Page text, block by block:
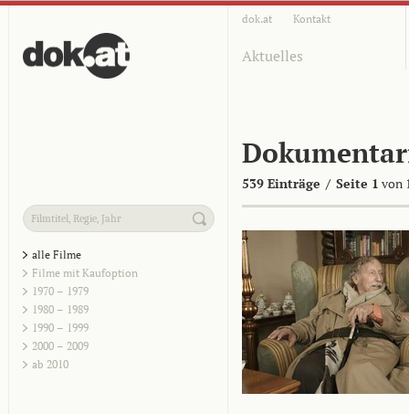
dok.at Kontakt
Aktuelles
539 Einträge / Seite 1 von
alle Filme
Filme mit Kaufoption
1970 – 1979
1980 – 1989
1990 – 1999
2000 – 2009
ab 2010